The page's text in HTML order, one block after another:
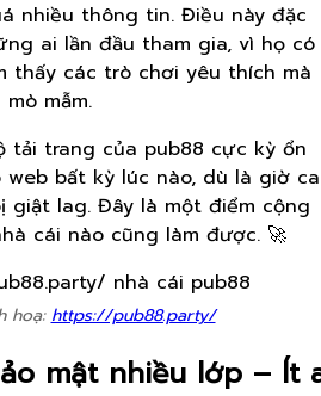
nhiều thông tin. Điều này đặc
ai lần đầu tham gia, vì họ có
thấy các trò chơi yêu thích mà
mẫm.
tải trang của pub88 cực kỳ ổn
web bất kỳ lúc nào, dù là giờ
giật lag. Đây là một điểm cộng
cái nào cũng làm được. 🚀
hoạ: https://pub88.party/
mật nhiều lớp – Ít